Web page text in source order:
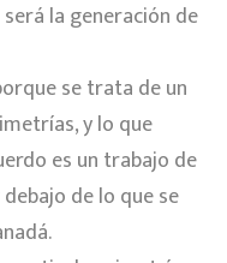
la generación de
se trata de un
y lo que
es un trabajo de
de lo que se